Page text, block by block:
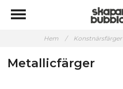
Hem / Konstnärsfärger
Metallicfärger